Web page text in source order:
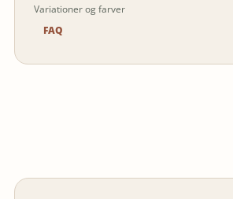
Variationer og farver
FAQ